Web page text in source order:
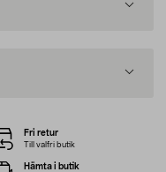
Fri retur
Till valfri butik
Hämta i butik